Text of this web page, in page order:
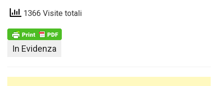
1366 Visite totali
In Evidenza